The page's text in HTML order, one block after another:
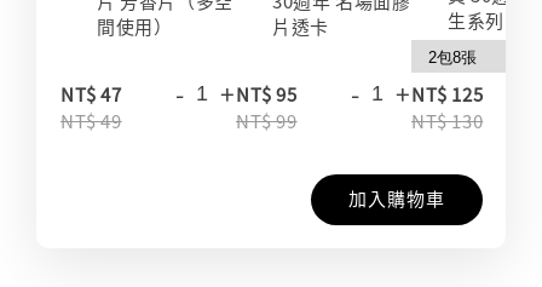
間使用）
NT$ 47
NT$ 49
- +
片透卡
NT$ 95
NT$ 99
- +
生系列 收
NT$ 125
NT$ 130
加入購物車